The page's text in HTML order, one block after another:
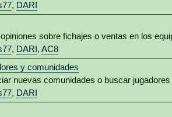
, DARI
sobre fichajes o ventas en los
, DARI, AC8
y comunidades
nuevas comunidades o buscar
, DARI